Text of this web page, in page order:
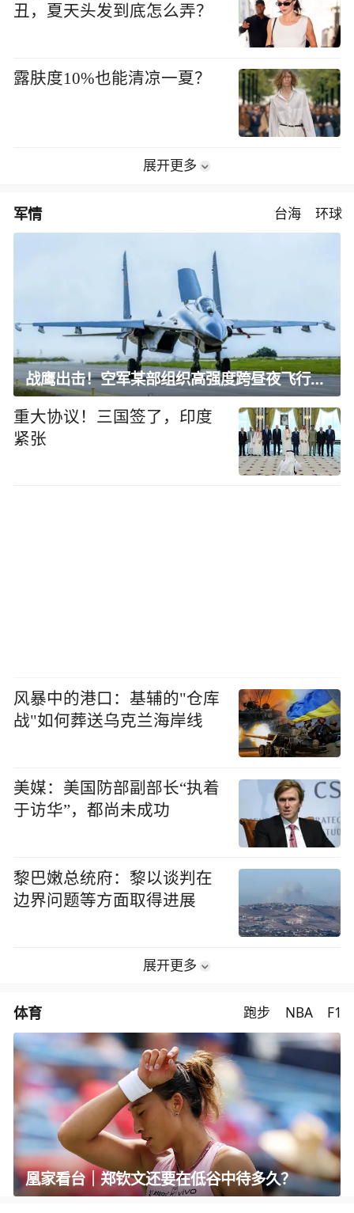
丑，夏天头发到底怎么弄？
露肤度10%也能清凉一夏？
展开更多
军情 台海 环球
战鹰出击！空军某部组织高强度跨昼夜飞行训练
重大协议！三国签了，印度
紧张
风暴中的港口：基辅的"仓库
战"如何葬送乌克兰海岸线
美媒：美国防部副部长“执着
于访华”，都尚未成功
黎巴嫩总统府：黎以谈判在
边界问题等方面取得进展
展开更多
体育 跑步 NBA F1
凰家看台｜郑钦文还要在低谷中待多久？